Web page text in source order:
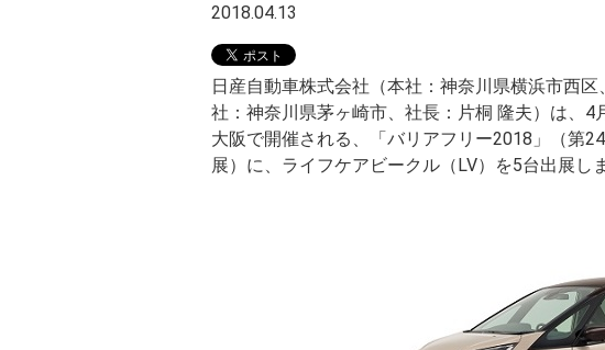
2018.04.13
日産自動車株式会社（本社：神奈川県横浜市西
社：神奈川県茅ヶ崎市、社長：片桐 隆夫）は、
大阪で開催される、「バリアフリー2018」（第
展）に、ライフケアビークル（LV）を5台出展し